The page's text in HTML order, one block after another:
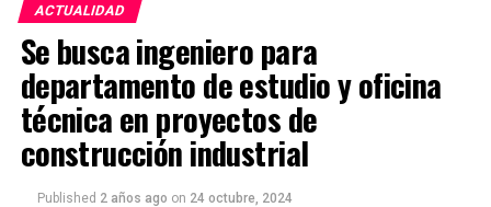
ACTUALIDAD
Se busca ingeniero para
departamento de estudio y oficina
técnica en proyectos de
construcción industrial
Published 2 años ago on 24 octubre, 2024